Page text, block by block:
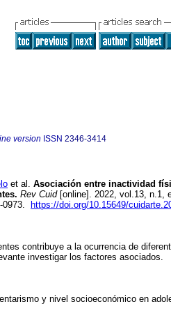
version ISSN 2346-3414
et al. Asociación entre inactividad
Rev Cuid[online]. 2022, vol.13, n.1,
0973.
https://doi.org/10.15649/
contribuye a la ocurrencia de
investigar los factores asociados.
y nivel socioeconómico en